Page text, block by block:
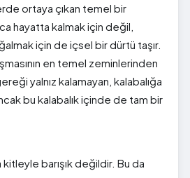
ortaya çıkan temel bir
hayatta kalmak için değil,
için de içsel bir dürtü taşır.
en temel zeminlerinden
yalnız kalamayan, kalabalığa
bu kalabalık içinde de tam bir
barışık değildir. Bu da